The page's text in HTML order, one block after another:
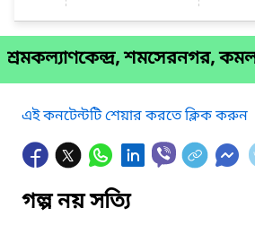
শ্রমকল্যাণকেন্দ্র, শমসেরনগর,
এই কনটেন্টটি শেয়ার করতে ক্লিক করুন
গল্প নয় সত্যি